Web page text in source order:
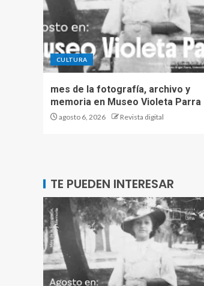
CULTURA
mes de la fotografía, archivo y
memoria en Museo Violeta Parra
agosto 6, 2026 Revista digital
TE PUEDEN INTERESAR